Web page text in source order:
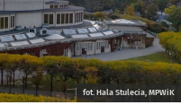
fot. Hala Stulecia, MPWiK